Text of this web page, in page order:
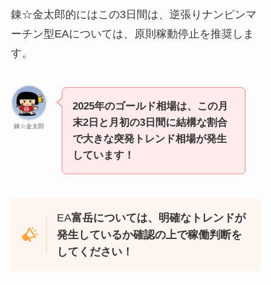
錬☆金太郎的にはこの3日間は、逆張りナンピンマ
ーチン型EAについては、原則稼動停止を推奨しま
す。
錬☆金太郎
2025年のゴールド相場は、この月
末2日と月初の3日間に結構な割合
で大きな突発トレンド相場が発生
しています！
EA富岳については、明確なトレンドが
発生しているか確認の上で稼働判断を
してください！